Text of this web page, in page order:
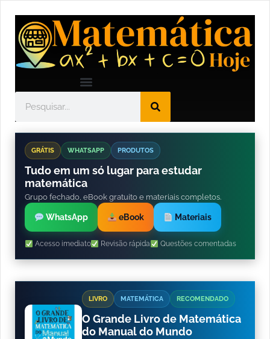
GRÁTIS WHATSAPP PRODUTOS
Tudo em um só lugar para estudar
matemática
Grupo fechado, eBook gratuito e materiais completos.
WhatsApp eBook Materiais
Acesso imediato Revisão rápida Questões comentadas
LIVRO MATEMÁTICA RECOMENDADO
O Grande Livro de Matemática
do Manual do Mundo